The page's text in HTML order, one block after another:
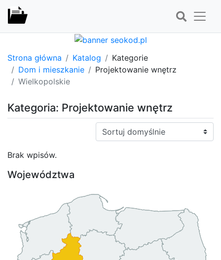
Strona główna Katalog
Kategorie
Dom i mieszkanie
Projektowanie wnętrz
Wielkopolskie
Kategoria: Projektowanie wnętrz
Sortuj:
Brak wpisów.
Województwa